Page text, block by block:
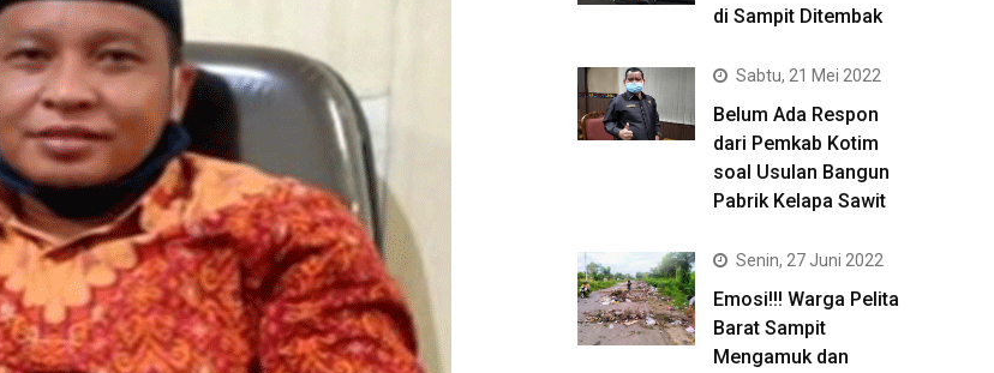
di Sampit Ditembak
Sabtu, 21 Mei 2022
Belum Ada Respon
dari Pemkab Kotim
soal Usulan Bangun
Pabrik Kelapa Sawit
Senin, 27 Juni 2022
Emosi!!! Warga Pelita
Barat Sampit
Mengamuk dan